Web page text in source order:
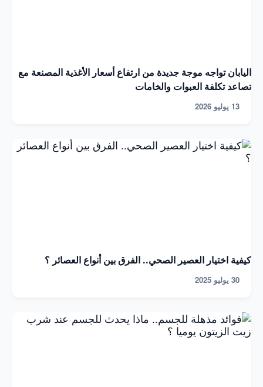
اليابان تواجه موجة جديدة من ارتفاع أسعار الأغذية المصنعة مع
تصاعد تكلفة العبوات والخامات
13 يوليو 2026
كيفية اختيار العصير الصحي.. الفرق بين أنواع العصائر ؟
30 يوليو 2025